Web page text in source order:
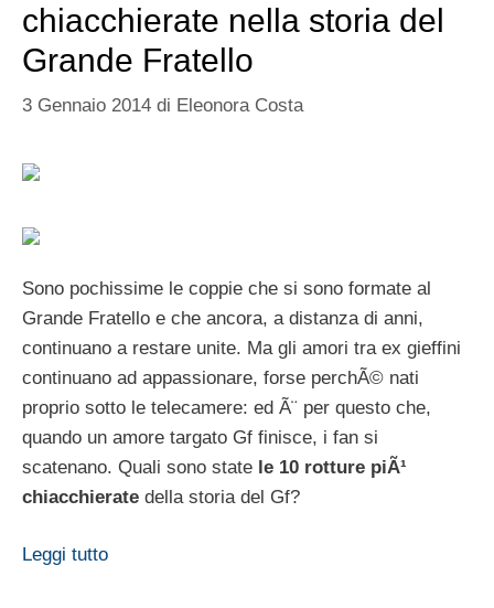
chiacchierate nella storia del
Grande Fratello
3 Gennaio 2014 di Eleonora Costa
Sono pochissime le coppie che si sono formate al
Grande Fratello e che ancora, a distanza di anni,
continuano a restare unite. Ma gli amori tra ex gieffini
continuano ad appassionare, forse perchÃ© nati
proprio sotto le telecamere: ed Ã¨ per questo che,
quando un amore targato Gf finisce, i fan si
scatenano. Quali sono state le 10 rotture piÃ¹
chiacchierate della storia del Gf?
Leggi tutto